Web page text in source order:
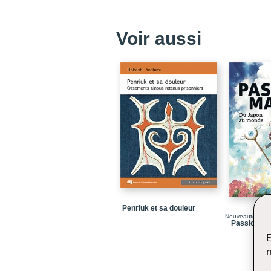
Voir aussi
Penriuk et sa douleur
Nouveauté
Passion